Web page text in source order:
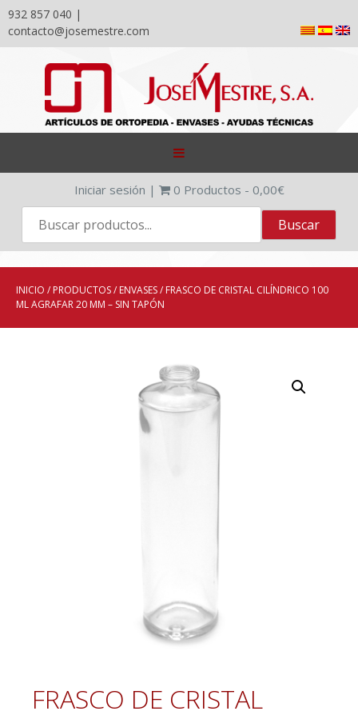
932 857 040 |
contacto@josemestre.com
content
Iniciar sesión | 0 Productos - 0,00€
INICIO / PRODUCTOS/ ENVASES/ FRASCO DE CRISTAL CILÍNDRICO 100
ML AGRAFAR 20 MM – SIN TAPÓN
FRASCO DE CRISTAL